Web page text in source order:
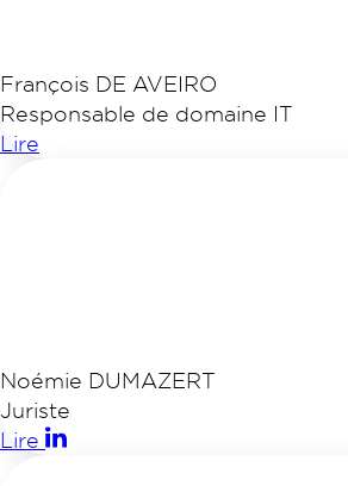
François DE AVEIRO
Responsable de domaine IT
Lire
Noémie DUMAZERT
Juriste
Lire